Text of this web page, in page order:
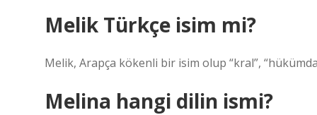
Melik Türkçe isim mi?
Melik, Arapça kökenli bir isim olup “kral”,
Melina hangi dilin ismi?